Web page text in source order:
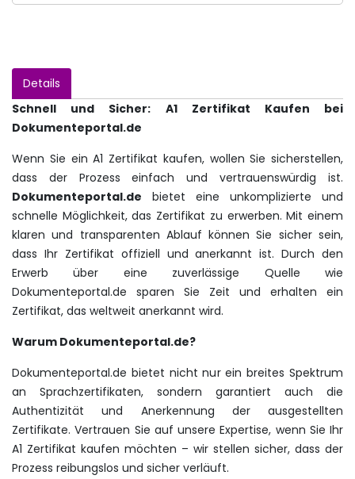
Details
Schnell und Sicher: A1 Zertifikat Kaufen bei
Dokumenteportal.de
Wenn Sie ein A1 Zertifikat kaufen, wollen Sie sicherstellen,
dass der Prozess einfach und vertrauenswürdig ist.
Dokumenteportal.de bietet eine unkomplizierte und
schnelle Möglichkeit, das Zertifikat zu erwerben. Mit einem
klaren und transparenten Ablauf können Sie sicher sein,
dass Ihr Zertifikat offiziell und anerkannt ist. Durch den
Erwerb über eine zuverlässige Quelle wie
Dokumenteportal.de sparen Sie Zeit und erhalten ein
Zertifikat, das weltweit anerkannt wird.
Warum Dokumenteportal.de?
Dokumenteportal.de bietet nicht nur ein breites Spektrum
an Sprachzertifikaten, sondern garantiert auch die
Authentizität und Anerkennung der ausgestellten
Zertifikate. Vertrauen Sie auf unsere Expertise, wenn Sie Ihr
A1 Zertifikat kaufen möchten – wir stellen sicher, dass der
Prozess reibungslos und sicher verläuft.